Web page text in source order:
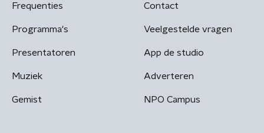
Frequenties
Programma's
Presentatoren
Muziek
Gemist
Contact
Veelgestelde vragen
App de studio
Adverteren
NPO Campus